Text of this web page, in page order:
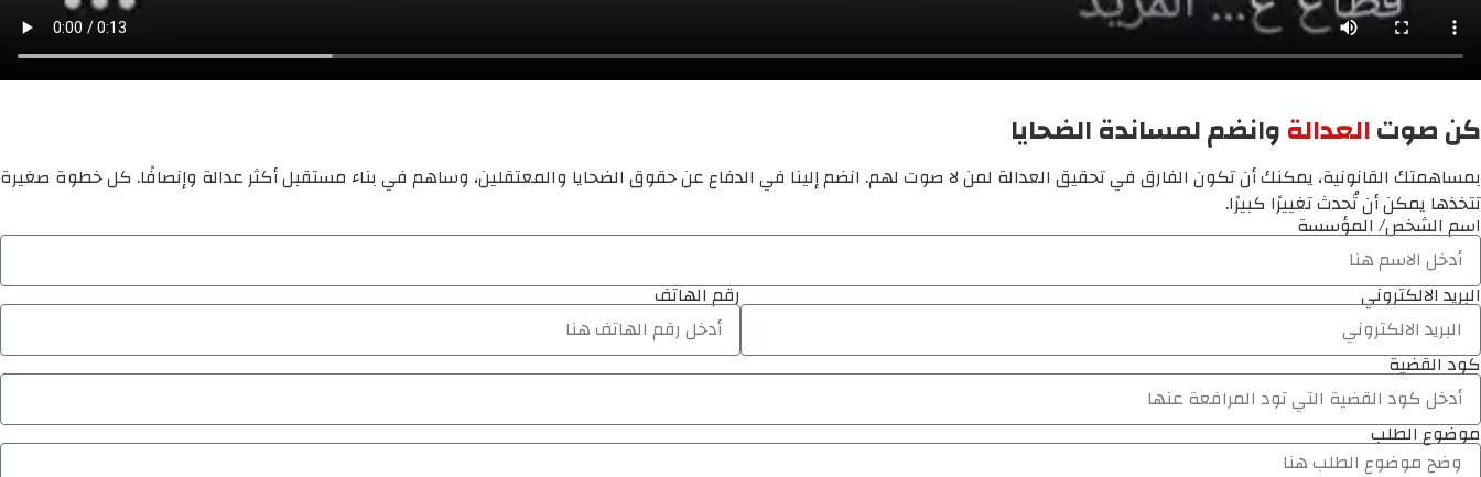
كن صوتالعدالةوانضم لمساندة الضحايا
بمساهمتك القانونية، يمكنك أن تكون الفارق في تحقيق العدالة لمن لا صوت لهم. انضم إلينا في الدفاع عن حقوق الضحايا والمعتقلين، وساهم في بناء مستقبل أكثر عدالة وإنصافًا. كل خطوة صغيرة
تتخذها يمكن أن تُحدث تغييرًا كبيرًا.
اسم الشخص/ المؤسسة
البريد الالكتروني رقم الهاتف
كود القضية
موضوع الطلب